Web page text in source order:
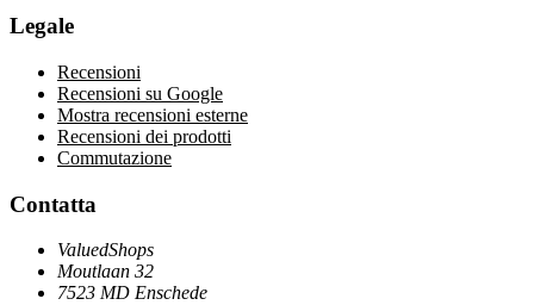
Legale
Recensioni
Recensioni su Google
Mostra recensioni esterne
Recensioni dei prodotti
Commutazione
Contatta
ValuedShops
Moutlaan 32
7523 MD Enschede